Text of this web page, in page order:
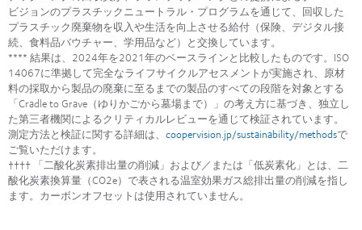
ビジョンのプラスチックニュートラル・プログラムを通じて、回収した
プラスチック廃棄物を収入や生活を向上させる給付（保険、デジタル接
続、食料品バウチャー、学用品など）と交換しています。
**** 結果は、2024年を2021年のベースラインと比較したものです。ISO
14067に準拠して完全なライフサイクルアセスメントが実施され、原材
料の採取から製品の廃棄に至るまでの製品のすべての段階を対象とする
「Cradle to Grave（ゆりかごから墓場まで）」の考え方に基づき、独立し
た第三者機関によるクリティカルレビューを通じて検証されています。
測定方法と検証に関する詳細は、 coopervision.jp/sustainability/methodsで
ご覧いただけます。
†††† 「二酸化炭素排出量の削減」および／または「低炭素化」とは、二
酸化炭素換算量（CO2e）で表される温室効果ガス総排出量の削減を指し
ます。カーボンオフセットは使用されていません。